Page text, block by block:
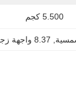
5.500 كجم
8.37 واجهة زجاجية شمسية